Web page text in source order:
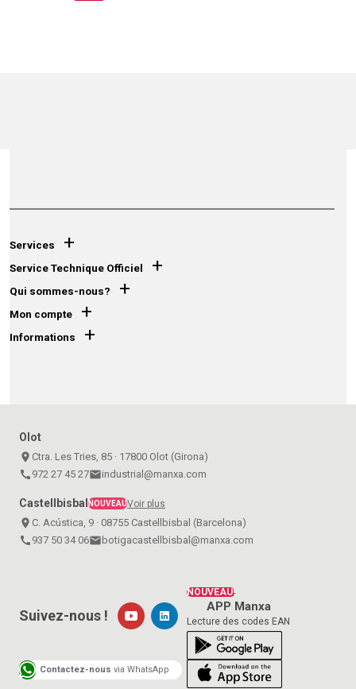
Services +
Service Technique Officiel +
Qui sommes-nous? +
Mon compte +
Informations +
Olot
place Ctra. Les Tries, 85 · 17800 Olot (Girona)
call 972 27 45 27emailindustrial@manxa.com
Castellbisbal NOUVEAUVoir plus
place C. Acústica, 9 · 08755 Castellbisbal (Barcelona)
call 937 50 34 06email botigacastellbisbal@manxa.com
NOUVEAU!
APP Manxa
Lecture des codes EAN
Suivez-nous !
Contactez-nous via WhatsApp